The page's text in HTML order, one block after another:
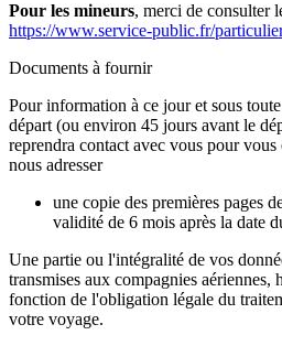
Pour les mineurs, merci de consulter
https://www.service-public.fr/
Documents à fournir
Pour information à ce jour et sous
départ (ou environ 45 jours avant le
reprendra contact avec vous pour
nous adresser
une copie des premières pages
validité de 6 mois après la date
Une partie ou l'intégralité de vos
transmises aux compagnies aériennes,
fonction de l'obligation légale du
votre voyage.